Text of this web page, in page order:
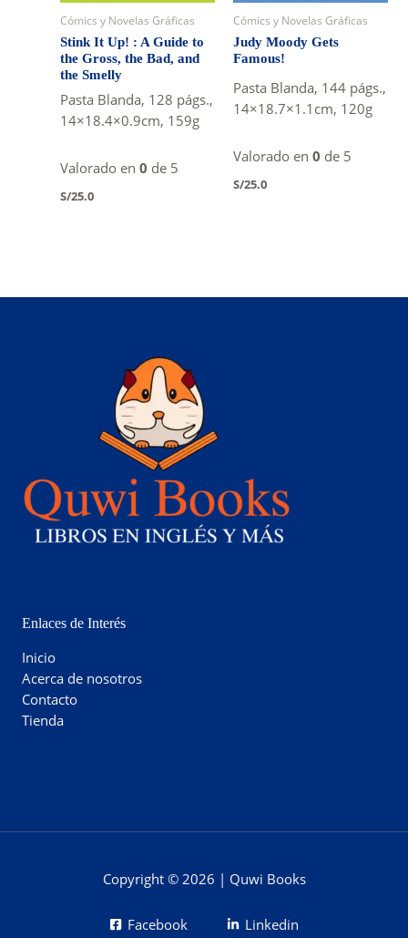
Cómics y Novelas Gráficas
Stink It Up! : A Guide to
the Gross, the Bad, and
the Smelly
Pasta Blanda, 128 págs.,
14×18.4×0.9cm, 159g
Valorado en0 de 5
S/25.0
Cómics y Novelas Gráficas
Judy Moody Gets
Famous!
Pasta Blanda, 144 págs.,
14×18.7×1.1cm, 120g
Valorado en 0 de 5
S/25.0
Enlaces de Interés
Inicio
Acerca de nosotros
Contacto
Tienda
Copyright © 2026 | Quwi Books
Facebook Linkedin